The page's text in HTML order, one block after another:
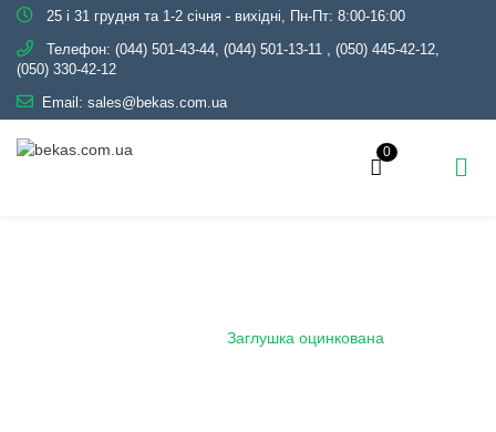
25 і 31 грудня та 1-2 січня - вихідні, Пн-Пт: 8:00-16:00
Телефон: (044) 501-43-44, (044) 501-13-11 , (050) 445-42-12,
(050) 330-42-12
Email: sales@bekas.com.ua
0
Заглушка оцинкована